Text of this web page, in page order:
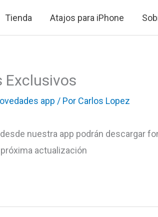
Tienda Atajos para iPhone
Exclusivos
app / Por Carlos Lopez
nuestra app podrán descargar
actualización